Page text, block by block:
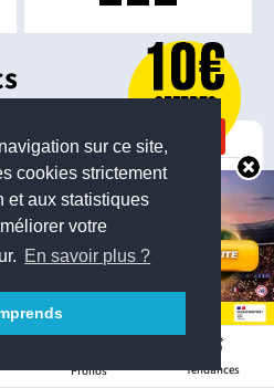
sur ce site,
cookies strictement
et aux statistiques
votre
En savoir plus ?
Pronos Tendances
Belgian Pro League
/ KV Courtrai
11.00
Belgian Pro League